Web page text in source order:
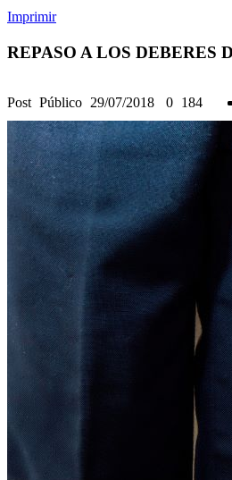
Imprimir
REPASO A LOS DEBERES
Post Público 29/07/2018 0 184